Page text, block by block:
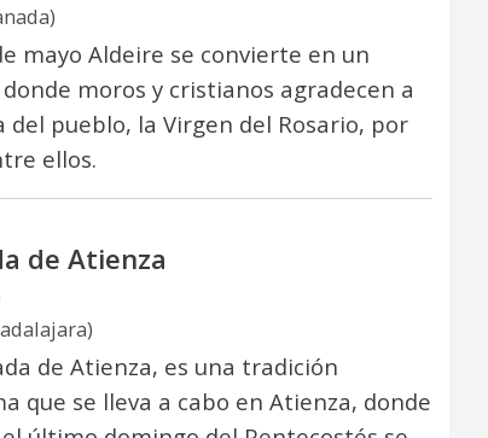
mayo Aldeire se convierte en un
moros y cristianos agradecen a
del pueblo, la Virgen del Rosario, por
ellos.
de Atienza
de Atienza, es una tradición
que se lleva a cabo en Atienza, donde